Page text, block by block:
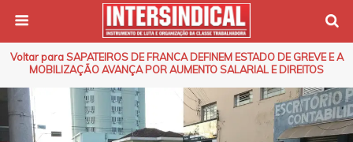
Voltar para SAPATEIROS DE FRANCA DEFINEM ESTADO DE GREVE E A
MOBILIZAÇÃO AVANÇA POR AUMENTO SALARIAL E DIREITOS